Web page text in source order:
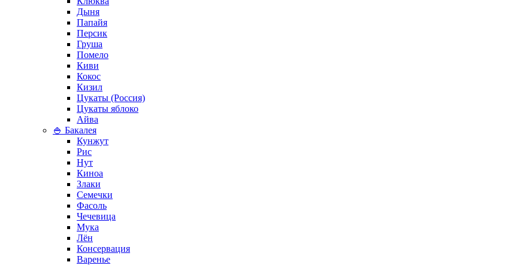
Дыня
Папайя
Персик
Груша
Помело
Киви
Кокос
Кизил
Цукаты (Россия)
Цукаты яблоко
Айва
🍚 Бакалея
Кунжут
Рис
Нут
Киноа
Злаки
Семечки
Фасоль
Чечевица
Мука
Лён
Консервация
Варенье